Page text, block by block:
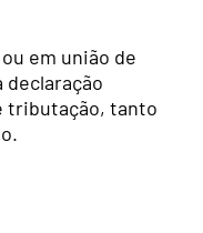
em união de
tributação, tanto